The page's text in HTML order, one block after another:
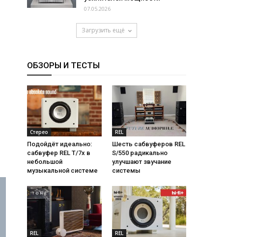
07.05.2026
Загрузить ещё
ОБЗОРЫ И ТЕСТЫ
Стерео
Подойдёт идеально:
сабвуфер REL T/7x в
небольшой
музыкальной системе
REL
Шесть сабвуферов REL
S/550 радикально
улучшают звучание
системы
REL REL